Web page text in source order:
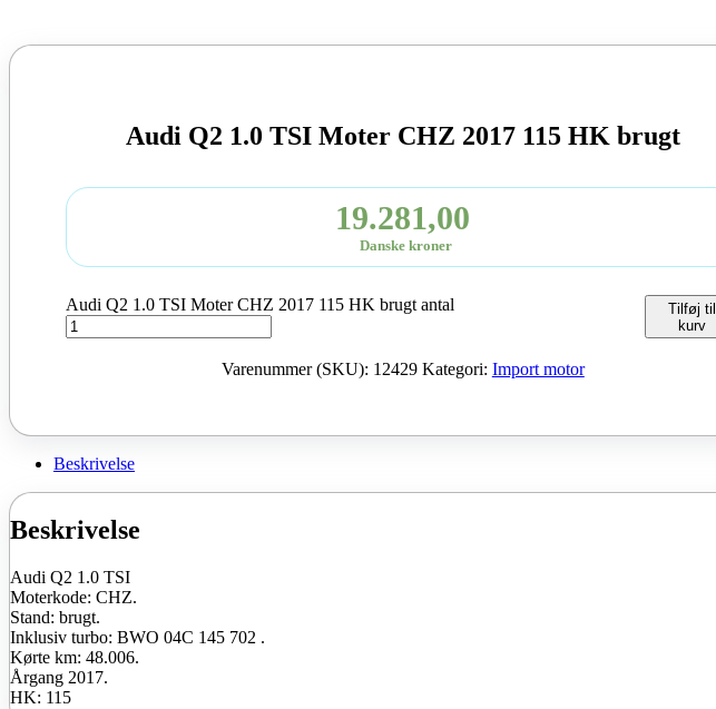
Audi Q2 1.0 TSI Moter CHZ 2017 115 HK brugt
19.281,00
Danske kroner
Audi Q2 1.0 TSI Moter CHZ 2017 115 HK brugt antal
Tilføj til
kurv
Varenummer (SKU): 12429 Kategori: Import motor
Beskrivelse
Beskrivelse
Audi Q2 1.0 TSI
Moterkode: CHZ.
Stand: brugt.
Inklusiv turbo: BWO 04C 145 702 .
Kørte km: 48.006.
Årgang 2017.
HK: 115